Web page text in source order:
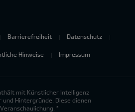
Barrierefreiheit Datenschutz
Hinweise Impressum
mit Künstlicher Intelligenz
und Hintergründe. Diese dienen
*